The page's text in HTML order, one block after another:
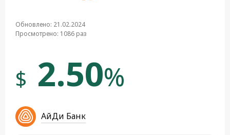
Обновлено: 21.02.2024
Просмотрено: 1086 раз
$ 2.50%
АйДи Банк